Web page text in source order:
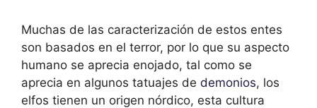
Muchas de las caracterización de estos entes
son basados en el terror, por lo que su aspecto
humano se aprecia enojado, tal como se
aprecia en algunos tatuajes de demonios, los
elfos tienen un origen nórdico, esta cultura